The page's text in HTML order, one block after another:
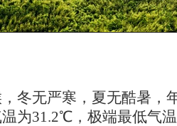
冬无严寒，夏无酷暑，
为31.2℃，极端最低气